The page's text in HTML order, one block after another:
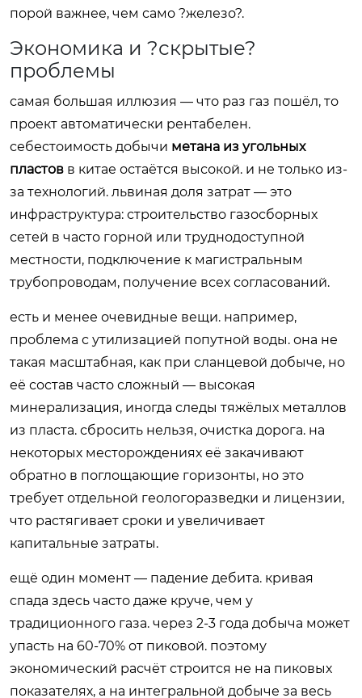
порой важнее, чем само ?железо?.
Экономика и ?скрытые?
проблемы
самая большая иллюзия — что раз газ пошёл, то
проект автоматически рентабелен.
себестоимость добычи метана из угольных
пластов в китае остаётся высокой. и не только из-
за технологий. львиная доля затрат — это
инфраструктура: строительство газосборных
сетей в часто горной или труднодоступной
местности, подключение к магистральным
трубопроводам, получение всех согласований.
есть и менее очевидные вещи. например,
проблема с утилизацией попутной воды. она не
такая масштабная, как при сланцевой добыче, но
её состав часто сложный — высокая
минерализация, иногда следы тяжёлых металлов
из пласта. сбросить нельзя, очистка дорога. на
некоторых месторождениях её закачивают
обратно в поглощающие горизонты, но это
требует отдельной геологоразведки и лицензии,
что растягивает сроки и увеличивает
капитальные затраты.
ещё один момент — падение дебита. кривая
спада здесь часто даже круче, чем у
традиционного газа. через 2-3 года добыча может
упасть на 60-70% от пиковой. поэтому
экономический расчёт строится не на пиковых
показателях, а на интегральной добыче за весь